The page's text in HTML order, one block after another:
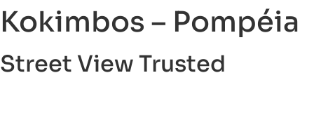
Kokimbos – Pompéia
Street View Trusted